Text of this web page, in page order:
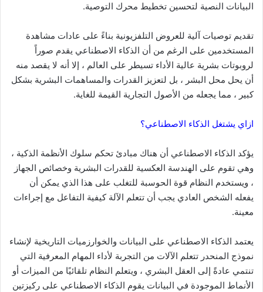
البيانات النصية لتحسين تخطيط محرك التوصية.
تقديم توصيات آلية للعروض التلفزيونية بناءً على عادات مشاهدة
المستخدمين على الرغم من أن الذكاء الاصطناعي يقدم صوراً
لروبوتات بشرية عالية الأداء تسيطر على العالم ، إلا أنه لا يقصد منه
أن يحل محل البشر ، بل لتعزيز القدرات والمساهمات البشرية بشكل
كبير ، مما يجعله من الأصول التجارية القيمة للغاية.
ازاي يشتغل الذكاء الاصطناعي؟
يؤكد الذكاء الاصطناعي أن هناك مبادئ تحكم سلوك الأنظمة الذكية ،
وهي تقوم على الهندسة العكسية للقدرات البشرية وخصائص الجهاز
، ويستخدم النظام قوة الحوسبة للتغلب على هذا الذي يمكن أن
يفعله الشخص العادي يجب أن تتعلم الآلة كيفية التفاعل مع إجراءات
معينة.
يعتمد الذكاء الاصطناعي على البيانات والخوارزميات التاريخية لإنشاء
نموذج المنحدر تتعلم الآلات من التجربة لأداء المهام المعرفية التي
تنتمي عادةً إلى العقل البشري ، ويتعلم النظام تلقائيًا من الميزات أو
الأنماط الموجودة في البيانات يقوم الذكاء الاصطناعي على ركيزتين